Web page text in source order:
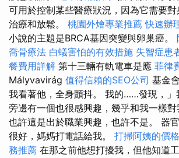
可用於控制某些醫療狀況，因為它需要
治療和放鬆。 桃園外燴專業推薦 快速辦
小說的主題是BRCA基因突變與卵巢癌。
喬骨療法 白蟻害怕的有效措施 失智症患
餐費用詳解 第十三輛有軌電車是應 菲律
Mályvavirág 值得信賴的SEO公司 基金
我看著他，全身顫抖。 我的……發現，」
旁邊有一個也很感興趣，幾乎和我一樣對
也許這是出於職業興趣，也許不是。 器
很好，媽媽打電話給我。 打掃阿姨的價
務推薦 在那之前他想打擾我，但他知道工